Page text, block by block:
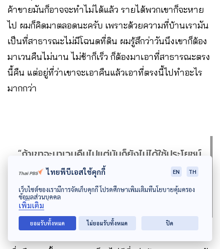
ค้าขายมันก็อาจจะทำไม่ได้แล้ว รายได้พวกเขาก็จะหาย
ไป ผมก็คิดมาตลอดนะครับ เพราะด้วยความที่บ้านเรามัน
เป็นที่สาธารณะไม่มีโฉนดที่ดิน ผมรู้สึกว่าวันนึงเขาก็ต้อง
มาเวนคืนไม่นาน ไม่ช้าก็เร็ว ก็ต้องมาเอาที่สาธารณะตรง
นี้คืน แต่อยู่ที่ว่าเขาจะเอาคืนแล้วเอาที่ตรงนี้ไปทำอะไร
มากกว่า
“ถ้าเขาจะมาเวนคืนไปแต่มันก็ยังไม่ได้ใช้ประโยชน์
ไปมากกว่าให้เราอยู่ที่นี่ เราใช้เป็นแหล่งเรียนรู้ได้
ผมมองว่าแบบนี้เขาก็ไม่ควรเอาคืน
ไทยพีบีเอสใช้คุกกี้ EN TH
เว็บไซต์ของเรามีการจัดเก็บคุกกี้ โปรดศึกษาเพิ่มเติมที่นโยบายคุ้มครอง
ข้อมูลส่วนบุคคล
เพิ่มเติม
ยอมรับทั้งหมด ไม่ยอมรับทั้งหมด ปิด